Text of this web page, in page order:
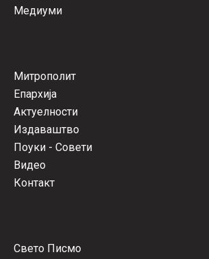
Медиуми
Митрополит
Епархија
Актуелности
Издаваштво
Поуки - Совети
Видео
Контакт
Свето Писмо